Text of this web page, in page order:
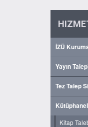
İZÜ
Yayın
Tez Talep
Kitap